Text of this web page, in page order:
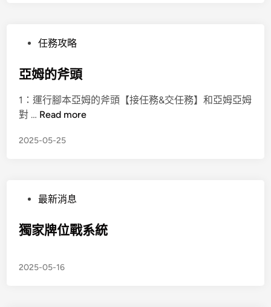
任務攻略
亞姆的斧頭
1：運行腳本亞姆的斧頭【接任務&交任務】和亞姆亞姆
對 … Read more
2025-05-25
最新消息
獨家牌位戰系統
2025-05-16